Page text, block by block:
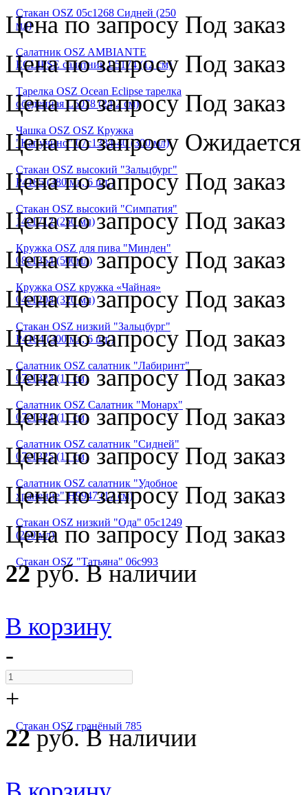
Стакан OSZ 05c1268 Сидней (250
мл)
Цена по запросу Под заказ
Салатник OSZ AMBIANTE
ECLIPSE cалатник L5174 (12 см)
Цена по запросу Под заказ
Тарелка OSZ Ocean Eclipse тарелка
обеденная L5078 (24,2 см)
Цена по запросуПод заказ
Чашка OSZ OSZ Кружка
"Капучино" 07с1334-40 (300 мл)
Цена по запросу Ожидается
Стакан OSZ высокий "Зальцбург"
P4185 (380 мл, 6 шт.)
Цена по запросу Под заказ
Стакан OSZ высокий "Симпатия"
14с1712 (250 мл)
Цена по запросу Под заказ
Кружка OSZ для пива "Минден"
08c1354 (500мл)
Цена по запросу Под заказ
Кружка OSZ кружка «Чайная»
04с1208 (320 мл)
Цена по запросу Под заказ
Стакан OSZ низкий "Зальцбург"
P4184 (300 мл, 6 шт.)
Цена по запросу Под заказ
Салатник OSZ салатник "Лабиринт"
07с1323 (11 см)
Цена по запросуПод заказ
Салатник OSZ Салатник "Монарх"
07с1324 (11 см)
Цена по запросуПод заказ
Салатник OSZ салатник "Сидней"
07с1325 (11 см)
Цена по запросу Под заказ
Салатник OSZ салатник "Удобное
хранение" H9947 (17 см)
Цена по запросу Под заказ
Стакан OSZ низкий "Ода" 05с1249
(250 мл)
Цена по запросуПод заказ
Стакан OSZ "Татьяна" 06с993
22руб.В наличии
В корзину
-
+
Стакан OSZ гранёный 785
22руб.В наличии